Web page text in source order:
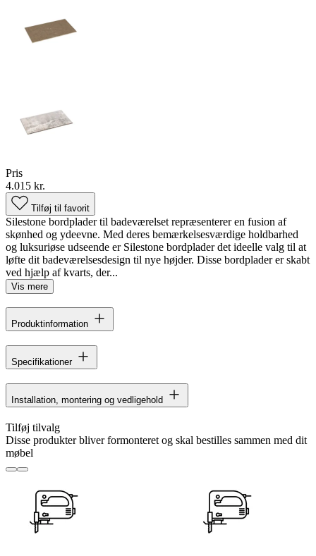
Pris
4.015 kr.
Tilføj til favorit
Silestone bordplader til badeværelset repræsenterer en fusion af
skønhed og ydeevne. Med deres bemærkelsesværdige holdbarhed
og luksuriøse udseende er Silestone bordplader det ideelle valg til at
løfte dit badeværelsesdesign til nye højder. Disse bordplader er skabt
ved hjælp af kvarts, der...
Vis mere
Produktinformation
Specifikationer
Installation, montering og vedligehold
Tilføj tilvalg
Disse produkter bliver formonteret og skal bestilles sammen med dit
møbel